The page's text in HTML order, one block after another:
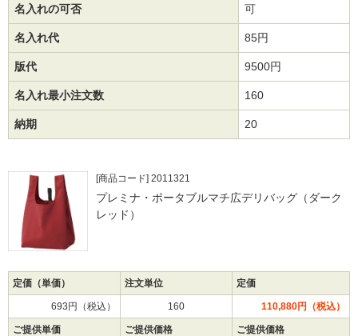
名入れの可否 可
名入れ代 85円
版代 9500円
名入れ最小注文数 160
納期 20
[商品コード] 2011321
プレミナ・ポータブルマチ広デリバッグ（ダーク
レッド）
定価（単価） 注文単位 定価
693円（税込） 160 110,880円（税込）
ご提供単価 ご提供価格 ご提供価格